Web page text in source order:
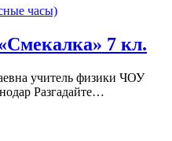
часы)
7 кл.
учитель физики ЧОУ
Разгадайте…